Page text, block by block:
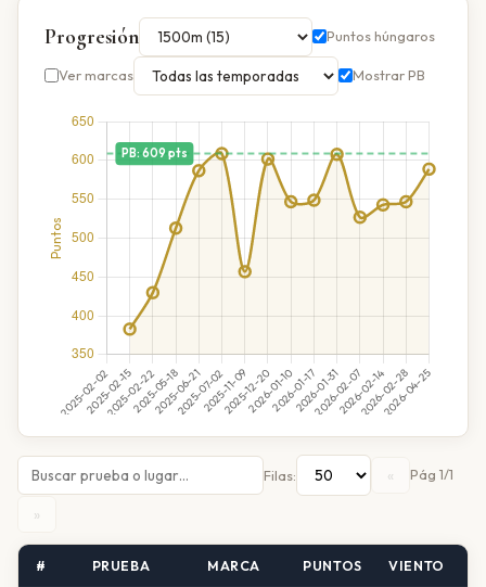
Progresión Puntos húngaros
Ver marcas Mostrar PB
Filas: « Pág 1/1
»
# PRUEBA MARCA PUNTOS VIENTO